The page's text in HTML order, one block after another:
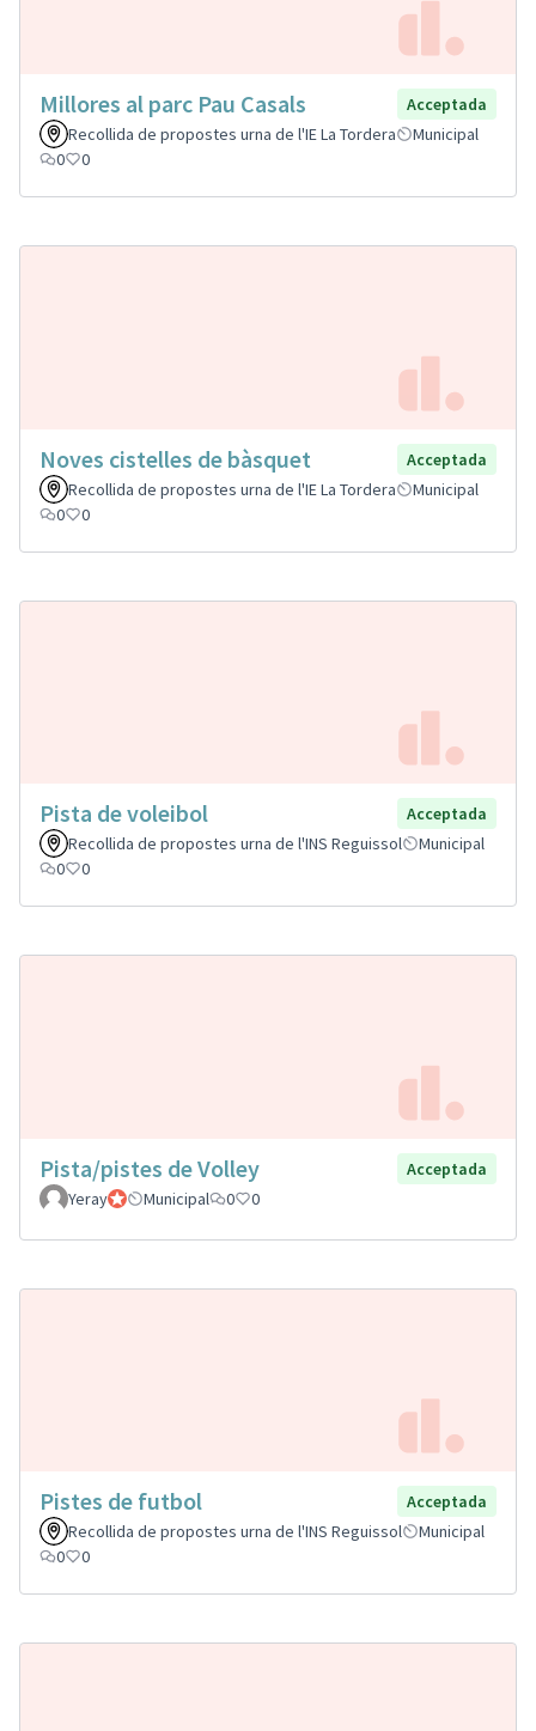
Millores al parc Pau Casals
Acceptada
Recollida de propostes urna de l'IE La Tordera
Municipal
0
0
Noves cistelles de bàsquet
Acceptada
Recollida de propostes urna de l'IE La Tordera
Municipal
0
0
Pista de voleibol
Acceptada
Recollida de propostes urna de l'INS Reguissol
Municipal
0
0
Pista/pistes de Volley
Acceptada
YerayParticipant oficial
Municipal 0 0
Pistes de futbol
Acceptada
Recollida de propostes urna de l'INS Reguissol
Municipal
0
0